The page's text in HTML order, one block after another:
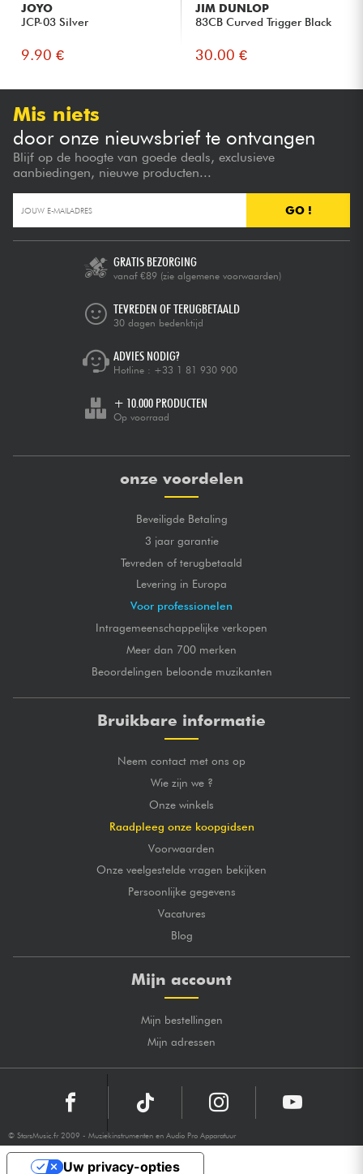
JOYO
JCP-03 Silver
9.90 €
JIM DUNLOP
83CB Curved Trigger Black
30.00 €
Mis niets
door onze nieuwsbrief te ontvangen
Blijf op de hoogte van goede deals, exclusieve
aanbiedingen, nieuwe producten...
GO !
GRATIS BEZORGING
vanaf €89 (zie algemene voorwaarden)
TEVREDEN OF TERUGBETAALD
30 dagen bedenktijd
ADVIES NODIG?
Hotline : +33 1 81 930 900
+ 10.000 PRODUCTEN
Op voorraad
onze voordelen
Beveiligde Betaling
3 jaar garantie
Tevreden of terugbetaald
Levering in Europa
Voor professionelen
Intragemeenschappelijke verkopen
Meer dan 700 merken
Beoordelingen beloonde muzikanten
Bruikbare informatie
Neem contact met ons op
Wie zijn we ?
Onze winkels
Raadpleeg onze koopgidsen
Voorwaarden
Onze veelgestelde vragen bekijken
Persoonlijke gegevens
Vacatures
Blog
Mijn account
Mijn bestellingen
Mijn adressen
© StarsMusic.fr 2009 - Muziekinstrumenten en Audio Pro Apparatuur
Uw privacy-opties